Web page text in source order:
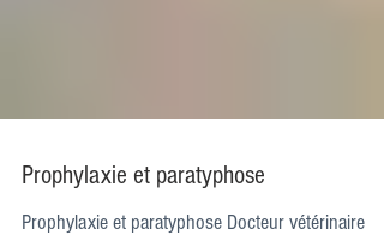
Prophylaxie et paratyphose